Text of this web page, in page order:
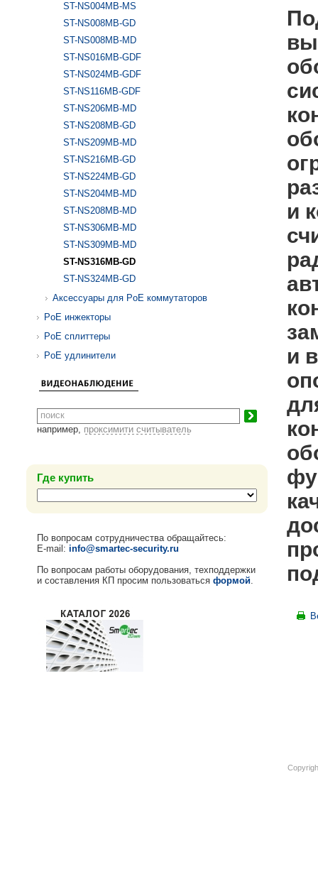
ST-NS004MB-MS
ST-NS008MB-GD
ST-NS008MB-MD
ST-NS016MB-GDF
ST-NS024MB-GDF
ST-NS116MB-GDF
ST-NS206MB-MD
ST-NS208MB-GD
ST-NS209MB-MD
ST-NS216MB-GD
ST-NS224MB-GD
ST-NS204MB-MD
ST-NS208MB-MD
ST-NS306MB-MD
ST-NS309MB-MD
ST-NS316MB-GD
ST-NS324MB-GD
Аксессуары для PoE коммутаторов
PoE инжекторы
PoE сплиттеры
PoE удлинители
например, проксимити считыватель
Где купить
По вопросам сотрудничества обращайтесь:
E-mail: info@smartec-security.ru
По вопросам работы оборудования, техподдержки
и составления КП просим пользоваться формой
и
и